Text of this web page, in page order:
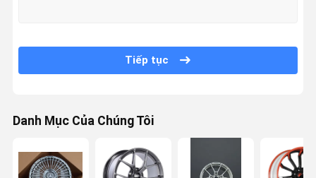
Bánh xe rèn của Porsche
Bánh xe rèn Lexani
Bánh xe rèn Rotiform
Tiếp tục
Danh Mục Của Chúng Tôi